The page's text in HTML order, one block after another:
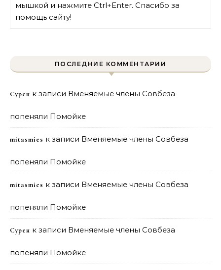
мышкой и нажмите Ctrl+Enter. Спасибо за
помощь сайту!
ПОСЛЕДНИЕ КОММЕНТАРИИ
Сурен к записи Вменяемые члены Совбеза
попеняли Помойке
mitasmies к записи Вменяемые члены Совбеза
попеняли Помойке
mitasmies к записи Вменяемые члены Совбеза
попеняли Помойке
Сурен к записи Вменяемые члены Совбеза
попеняли Помойке